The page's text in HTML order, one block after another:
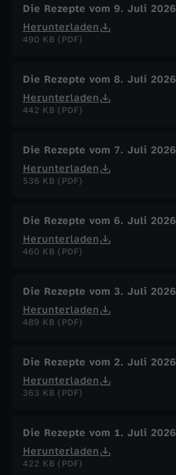
T
o
m
a
t
e
n
s
a
u
c
e
Die Rezepte vom 9. Juli 2026
Herunterladen
490 KB (PDF)
Die Rezepte vom 8. Juli 2026
Herunterladen
442 KB (PDF)
Die Rezepte vom 7. Juli 2026
Herunterladen
536 KB (PDF)
Die Rezepte vom 6. Juli 2026
Herunterladen
460 KB (PDF)
Die Rezepte vom 3. Juli 2026
Herunterladen
489 KB (PDF)
Die Rezepte vom 2. Juli 2026
Herunterladen
363 KB (PDF)
Die Rezepte vom 1. Juli 2026
Herunterladen
422 KB (PDF)